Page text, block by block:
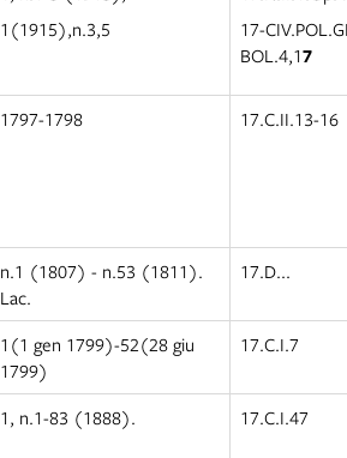
1(1915),n.3,5
17-
BOL.4,17
1797-1798 17.C.II.13-16
n.1 (1807) - n.53 (1811).
Lac.
17.D...
1(1 gen 1799)-52(28 giu
1799)
17.C.I.7
1, n.1-83 (1888). 17.C.I.47